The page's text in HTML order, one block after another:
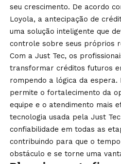
seu crescimento. De acordo
Loyola, a antecipação de
uma solução inteligente que
controle sobre seus próprios
Com a Just Tec, os
transformar créditos futuros
rompendo a lógica da espera.
permite o fortalecimento da
equipe e o atendimento mais
tecnologia usada pela Just
confiabilidade em todas as
contribuindo para que o
obstáculo e se torne uma